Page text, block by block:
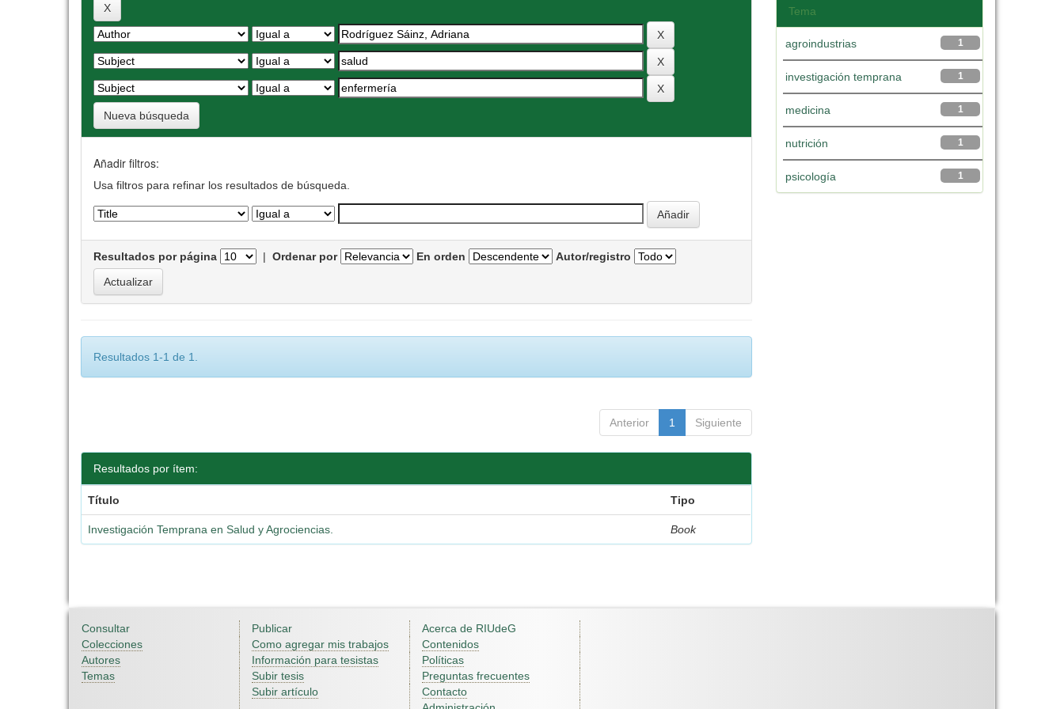
Nueva búsqueda
Añadir filtros:
Usa filtros para refinar los resultados de búsqueda.
Resultados por página | Ordenar por En orden Autor/registro
Resultados 1-1 de 1.
Anterior 1 Siguiente
Resultados por ítem:
Título Tipo
Investigación Temprana en Salud y Agrociencias. Book
Tema
1
agroindustrias
1
investigación temprana
1
medicina
1
nutrición
1
psicología
Consultar
Colecciones
Autores
Temas
Publicar
Como agregar mis trabajos
Información para tesistas
Subir tesis
Subir artículo
Acerca de RIUdeG
Contenidos
Políticas
Preguntas frecuentes
Contacto